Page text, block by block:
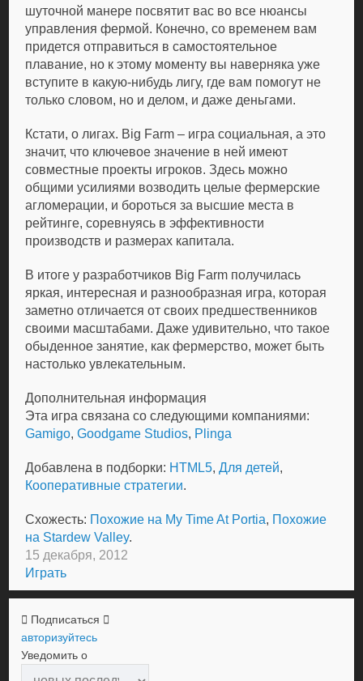
шуточной манере посвятит вас во все нюансы
управления фермой. Конечно, со временем вам
придется отправиться в самостоятельное
плавание, но к этому моменту вы наверняка уже
вступите в какую-нибудь лигу, где вам помогут не
только словом, но и делом, и даже деньгами.
Кстати, о лигах. Big Farm – игра социальная, а это
значит, что ключевое значение в ней имеют
совместные проекты игроков. Здесь можно
общими усилиями возводить целые фермерские
агломерации, и бороться за высшие места в
рейтинге, соревнуясь в эффективности
производств и размерах капитала.
В итоге у разработчиков Big Farm получилась
яркая, интересная и разнообразная игра, которая
заметно отличается от своих предшественников
своими масштабами. Даже удивительно, что такое
обыденное занятие, как фермерство, может быть
настолько увлекательным.
Дополнительная информация
Эта игра связана со следующими компаниями:
Gamigo,Goodgame Studios, Plinga
Добавлена в подборки: HTML5,Для детей,
Кооперативные стратегии.
Схожесть: Похожие на My Time At Portia, Похожие
на Stardew Valley.
15 декабря, 2012
Играть
Подписаться
авторизуйтесь
Уведомить о